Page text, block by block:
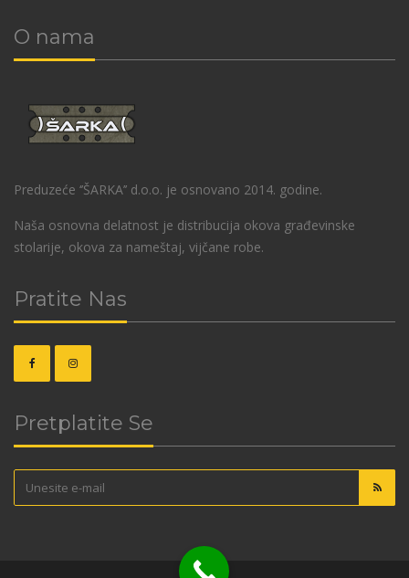
O nama
Preduzeće ‘’ŠARKA’’ d.o.o. je osnovano 2014. godine.
Naša osnovna delatnost je distribucija okova građevinske
stolarije, okova za nameštaj, vijčane robe.
Pratite Nas
Pretplatite Se